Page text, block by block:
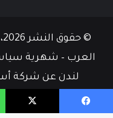
العرب – شهرية
لندن عن شركة
من نحن
فيسبوك ‫X